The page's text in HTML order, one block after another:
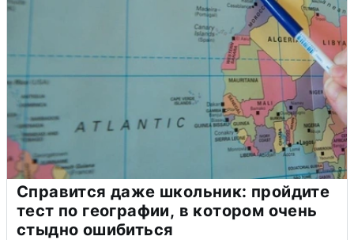
Справится даже школьник: пройдите
тест по географии, в котором очень
стыдно ошибиться